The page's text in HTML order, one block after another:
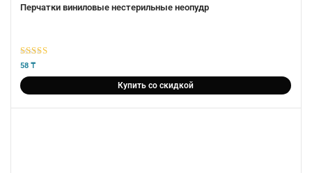
Перчатки виниловые нестерильные неопудр
5из 5
58 ₸
Купить со скидкой